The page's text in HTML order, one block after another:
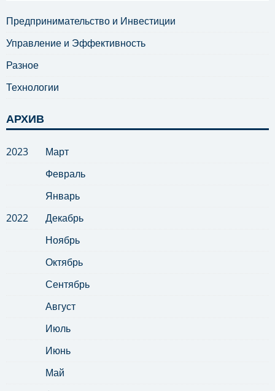
Предпринимательство и Инвестиции
Управление и Эффективность
Разное
Технологии
АРХИВ
2023
Март
Февраль
Январь
2022
Декабрь
Ноябрь
Октябрь
Сентябрь
Август
Июль
Июнь
Май